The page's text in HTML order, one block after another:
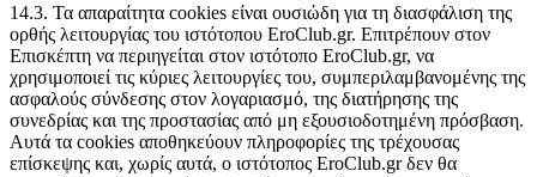
14.3. Τα απαραίτητα cookies είναι ουσιώδη για τη διασφάλιση της
ορθής λειτουργίας του ιστότοπου EroClub.gr. Επιτρέπουν στον
Επισκέπτη να περιηγείται στον ιστότοπο EroClub.gr, να
χρησιμοποιεί τις κύριες λειτουργίες του, συμπεριλαμβανομένης της
ασφαλούς σύνδεσης στον λογαριασμό, της διατήρησης της
συνεδρίας και της προστασίας από μη εξουσιοδοτημένη πρόσβαση.
Αυτά τα cookies αποθηκεύουν πληροφορίες της τρέχουσας
επίσκεψης και, χωρίς αυτά, ο ιστότοπος EroClub.gr δεν θα